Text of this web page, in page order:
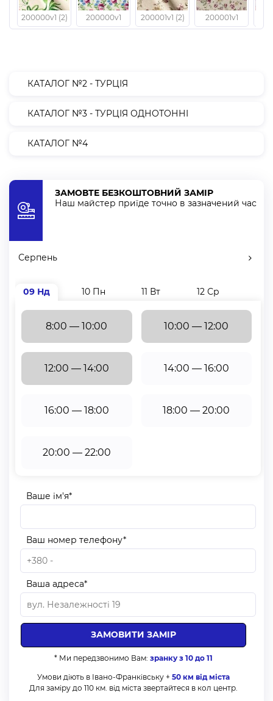
200000v1 (2) 200000v1 200001v1 (2) 200001v1
КАТАЛОГ №2 - ТУРЦІЯ
КАТАЛОГ №3 - ТУРЦІЯ ОДНОТОННІ
КАТАЛОГ №4
ЗАМОВТЕ БЕЗКОШТОВНИЙ ЗАМІР
Наш майстер приїде точно в зазначений час
Серпень
09 Нд 10 Пн 11 Вт 12 Ср
8:00 — 10:00 10:00 — 12:00
12:00 — 14:00 14:00 — 16:00
16:00 — 18:00 18:00 — 20:00
20:00 — 22:00
Ваше ім'я*
Ваш номер телефону*
Ваша адреса*
* Ми передзвонимо Вам: зранку з 10 до 11
Умови діють в Івано-Франківську + 50 км від міста
Для заміру до 110 км. від міста звертайтеся в кол центр.